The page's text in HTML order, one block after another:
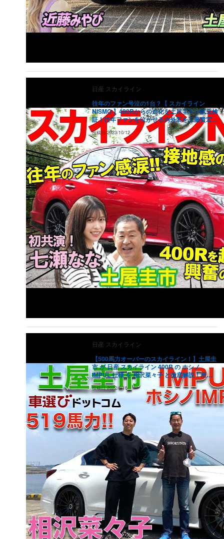
日産 スカイライン
往年のファン号泣の1台？【 スカイライン
NISMO 】400Rからの進化を土屋圭市が試乗検
証！往年ファンを泣かせる内外装を工藤貴宏
七瀬ななが解説
投稿日 2023/10/12
日産 スカイライン
【500馬力オーバーのスカイライン！】土屋圭
市 が 日産 スカイライン 400R の ホシノ
IMPUL 仕様 を 相沢菜々子 と徹底解説！星野
一樹が手掛けた、519馬力の400Rをドリキン
が試す！
投稿日2022/6/16